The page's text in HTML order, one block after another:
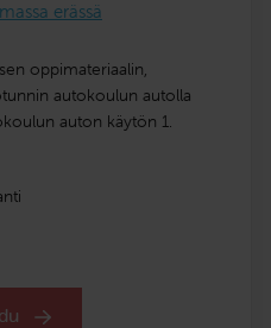
erässä
oppimateriaalin,
autokoulun autolla
auton käytön 1.